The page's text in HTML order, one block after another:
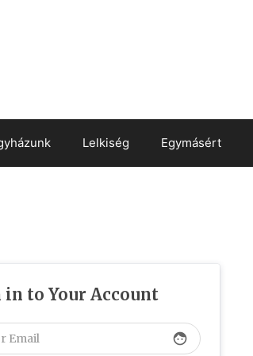
Lelkiség Egymásért
in to Your Account
face